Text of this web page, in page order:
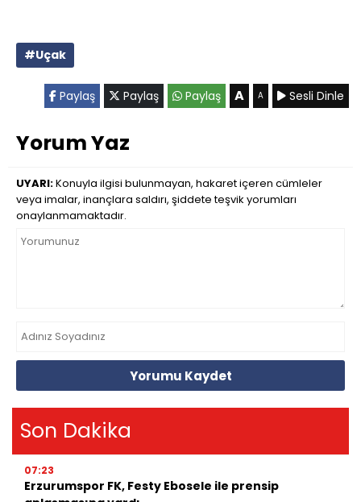
#Uçak
Paylaş Paylaş Paylaş A A Sesli Dinle
Yorum Yaz
UYARI:Konuyla ilgisi bulunmayan, hakaret içeren cümleler
veya imalar, inançlara saldırı, şiddete teşvik yorumları
onaylanmamaktadır.
Yorumu Kaydet
Son Dakika
07:23
Erzurumspor FK, Festy Ebosele ile prensip